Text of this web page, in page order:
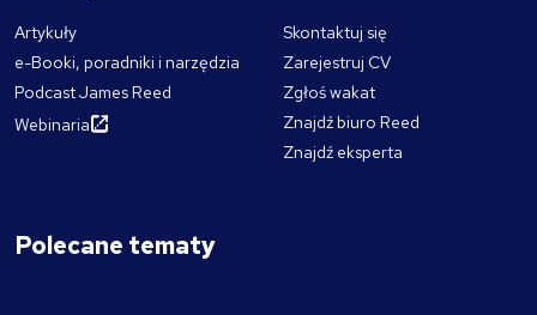
Artykuły
e-Booki, poradniki i narzędzia
Podcast James Reed
Webinaria
Skontaktuj się
Zarejestruj CV
Zgłoś wakat
Znajdź biuro Reed
Znajdź eksperta
Polecane tematy